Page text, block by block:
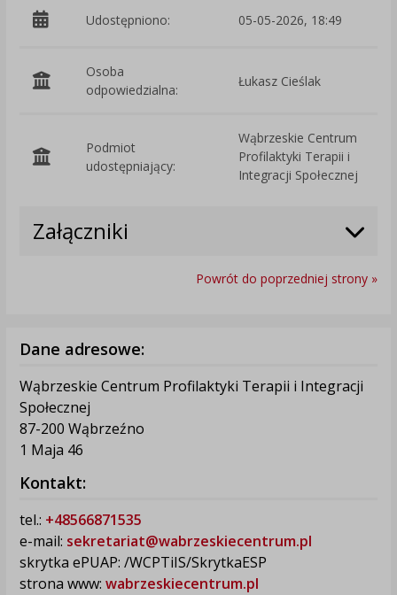
Udostępniono: 05-05-2026, 18:49
Osoba
odpowiedzialna:
Łukasz Cieślak
Podmiot
udostępniający:
Wąbrzeskie Centrum
Profilaktyki Terapii i
Integracji Społecznej
Załączniki
Powrót do poprzedniej strony »
Dane adresowe:
Wąbrzeskie Centrum Profilaktyki Terapii i Integracji
Społecznej
87-200 Wąbrzeźno
1 Maja 46
Kontakt:
tel.: +48566871535
e-mail: sekretariat@wabrzeskiecentrum.pl
skrytka ePUAP: /WCPTiIS/SkrytkaESP
strona www: wabrzeskiecentrum.pl